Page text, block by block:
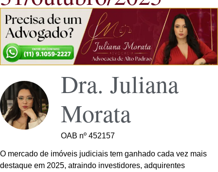
Dra. Juliana
Morata
OAB nº 452157
O mercado de imóveis judiciais tem ganhado cada vez mais
destaque em 2025, atraindo investidores, adquirentes